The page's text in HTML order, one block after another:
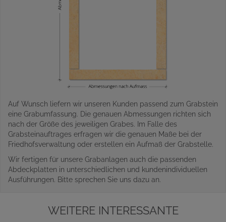
Auf Wunsch liefern wir unseren Kunden passend zum Grabstein
eine Grabumfassung. Die genauen Abmessungen richten sich
nach der Größe des jeweiligen Grabes. Im Falle des
Grabsteinauftrages erfragen wir die genauen Maße bei der
Friedhofsverwaltung oder erstellen ein Aufmaß der Grabstelle.
Wir fertigen für unsere Grabanlagen auch die passenden
Abdeckplatten in unterschiedlichen und kundenindividuellen
Ausführungen. Bitte sprechen Sie uns dazu an.
WEITERE INTERESSANTE